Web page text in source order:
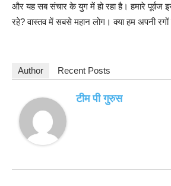
और यह सब संचार के युग में हो रहा है। हमारे पूर्वज
रहे? वास्तव में सबसे महान लोग। क्या हम अपनी
Author Recent Posts
टीम पी गुरुस